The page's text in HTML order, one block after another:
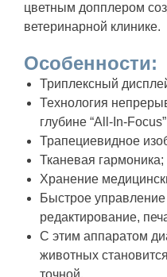
цветным допплером
ветеринарной клинике.
Особенности:
Триплексный
Технология
глубине “All-In-
Трапециевидное
Тканевая гармоника;
Хранение
Быстрое
редактирование,
С этим аппаратом
животных
точной.